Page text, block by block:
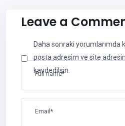
Leave a
Full name*
Email*
Daha sonraki yorumlarımda
posta adresim ve site
kaydedilsin.